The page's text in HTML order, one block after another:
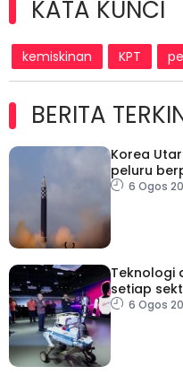
KATA KUNCI
kemiskinan KPT
BERITA
Korea
peluru
jarak6 Ogos
Teknologi
setiap
diperkasa
6 Ogos